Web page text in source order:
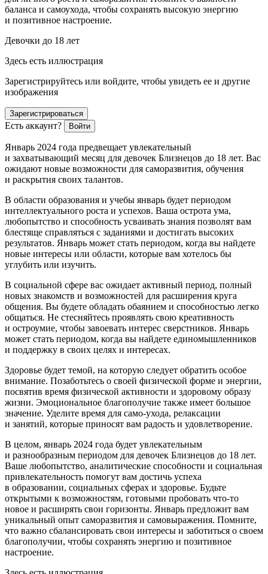
баланса и самоухода, чтобы сохранять высокую энергию
и позитивное настроение.
Девочки до 18 лет
Здесь есть иллюстрация
Зарегистрируйтесь или войдите, чтобы увидеть ее и другие
изображения
Зарегистрироваться
Есть аккаунт? Войти
Январь 2024 года предвещает увлекательный
и захватывающий месяц для девочек Близнецов до 18 лет. Вас
ожидают новые возможности для саморазвития, обучения
и раскрытия своих талантов.
В области образования и учебы январь будет периодом
интеллектуального роста и успехов. Ваша острота ума,
любопытство и способность усваивать знания позволят вам
блестяще справляться с заданиями и достигать высоких
результатов. Январь может стать периодом, когда вы найдете
новые интересы или области, которые вам хотелось бы
углубить или изучить.
В социальной сфере вас ожидает активный период, полный
новых знакомств и возможностей для расширения круга
общения. Вы будете обладать обаянием и способностью легко
общаться. Не стесняйтесь проявлять свою креативность
и остроумие, чтобы завоевать интерес сверстников. Январь
может стать периодом, когда вы найдете единомышленников
и поддержку в своих целях и интересах.
Здоровье будет темой, на которую следует обратить особое
внимание. Позаботьтесь о своей физической форме и энергии,
посвятив время физической активности и здоровому образу
жизни. Эмоциональное благополучие также имеет большое
значение. Уделите время для само-ухода, релаксации
и занятий, которые приносят вам радость и удовлетворение.
В целом, январь 2024 года будет увлекательным
и разнообразным периодом для девочек Близнецов до 18 лет.
Ваше любопытство, аналитические способности и социальная
привлекательность помогут вам достичь успеха
в образовании, социальных сферах и здоровье. Будьте
открытыми к возможностям, готовыми пробовать что-то
новое и расширять свои горизонты. Январь предложит вам
уникальный опыт саморазвития и самовыражения. Помните,
что важно сбалансировать свои интересы и заботиться о своем
благополучии, чтобы сохранять энергию и позитивное
настроение.